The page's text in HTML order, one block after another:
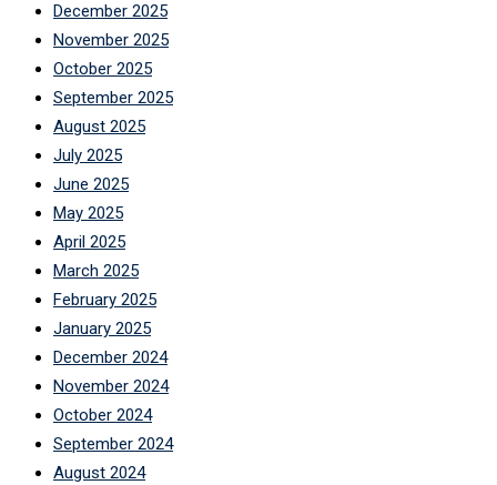
December 2025
November 2025
October 2025
September 2025
August 2025
July 2025
June 2025
May 2025
April 2025
March 2025
February 2025
January 2025
December 2024
November 2024
October 2024
September 2024
August 2024